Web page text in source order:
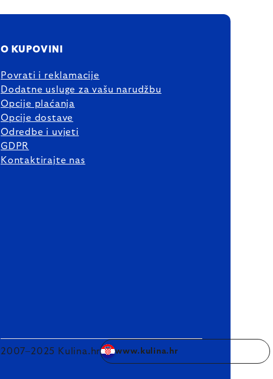
O KUPOVINI
Povrati i reklamacije
Dodatne usluge za vašu narudžbu
Opcije plaćanja
Opcije dostave
Odredbe i uvjeti
GDPR
Kontaktirajte nas
2007–2025 Kulina.hr www.kulina.hr